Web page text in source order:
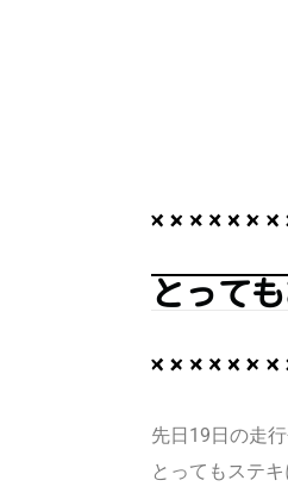
とって
先日19日の走
とってもステ